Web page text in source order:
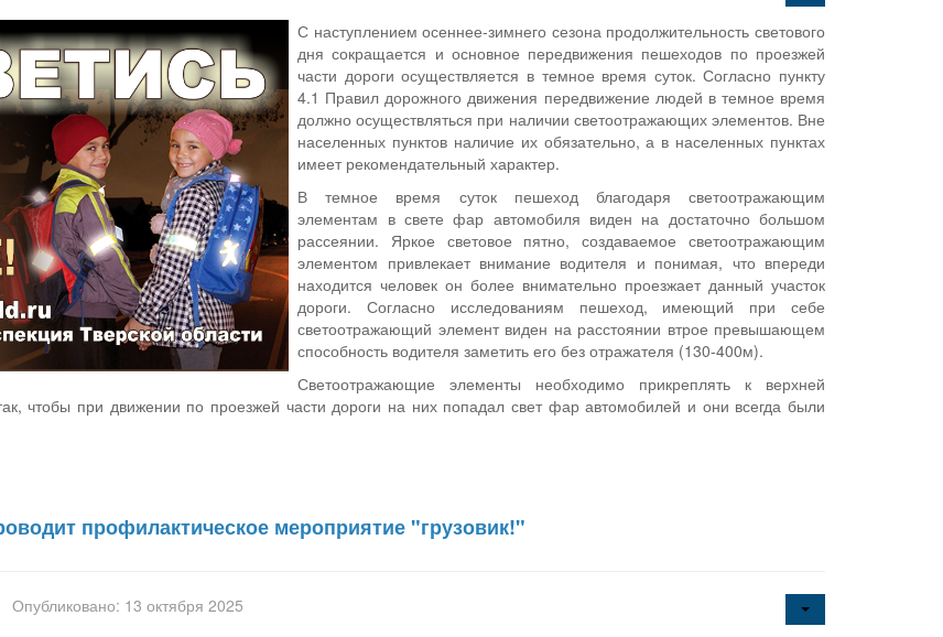
С наступлением осеннее-зимнего сезона продолжительность светового
дня сокращается и основное передвижения пешеходов по проезжей
части дороги осуществляется в темное время суток. Согласно пункту
4.1 Правил дорожного движения передвижение людей в темное время
должно осуществляться при наличии светоотражающих элементов. Вне
населенных пунктов наличие их обязательно, а в населенных пунктах
имеет рекомендательный характер.
В темное время суток пешеход благодаря светоотражающим
элементам в свете фар автомобиля виден на достаточно большом
рассеянии. Яркое световое пятно, создаваемое светоотражающим
элементом привлекает внимание водителя и понимая, что впереди
находится человек он более внимательно проезжает данный участок
дороги. Согласно исследованиям пешеход, имеющий при себе
светоотражающий элемент виден на расстоянии втрое превышающем
способность водителя заметить его без отражателя (130-400м).
Светоотражающие элементы необходимо прикреплять к верхней
чтобы при движении по проезжей части дороги на них попадал свет фар автомобилей и они всегда были
профилактическое мероприятие "грузовик!"
Опубликовано: 13 октября 2025